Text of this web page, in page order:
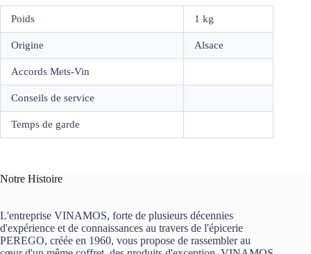
Poids 1 kg
Origine Alsace
Accords Mets-Vin
Conseils de service
Temps de garde
Notre Histoire
L'entreprise VINAMOS, forte de plusieurs décennies
d'expérience et de connaissances au travers de l'épicerie
PEREGO, créée en 1960, vous propose de rassembler au